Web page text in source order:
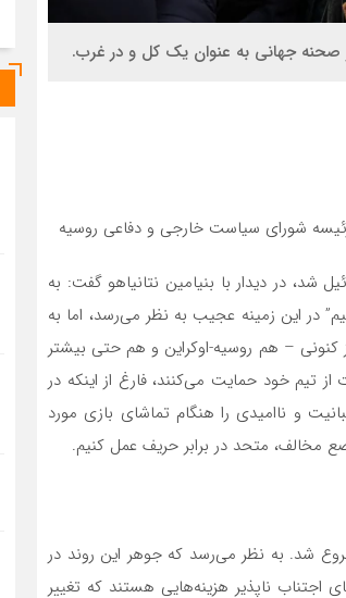
صحنه جهانی به عنوان یک کل و در غرب.
رئیسه شورای سیاست خارجی و دفاعی روسیه
شد، در دیدار با بنیامین نتانیاهو گفت: به
در این زمینه عجیب به نظر می‌رسد، اما به
– هم روسیه-اوکراین و هم حتی بیشتر
تیم خود حمایت می‌کنند، فارغ از اینکه در
و ناامیدی را هنگام تماشای بازی مورد
مخالف، متحد در برابر حریف عمل کنیم.
شد. به نظر می‌رسد که جوهر این روند در
ناپذیر هزینه‌هایی هستند که تغییر